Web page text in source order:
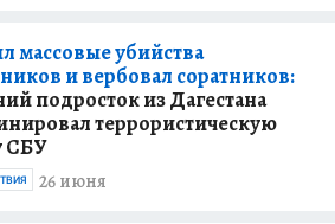
массовые убийства
и вербовал соратников:
подросток из Дагестана
террористическую
СБУ
26 июня